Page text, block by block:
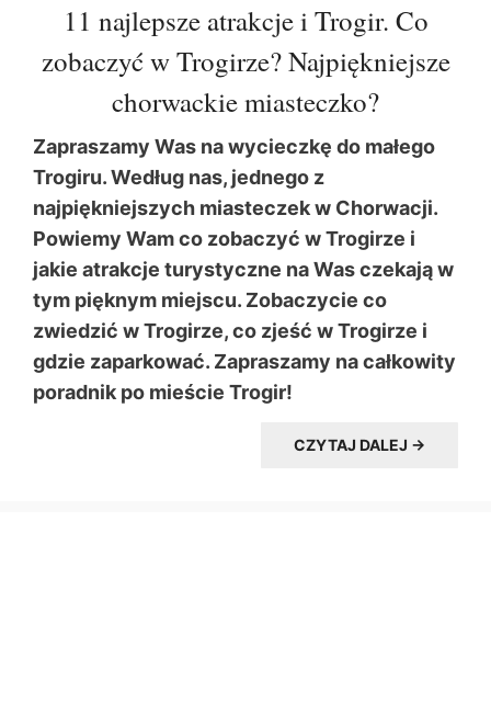
11 najlepsze atrakcje i Trogir. Co
zobaczyć w Trogirze? Najpiękniejsze
chorwackie miasteczko?
Zapraszamy Was na wycieczkę do małego
Trogiru. Według nas, jednego z
najpiękniejszych miasteczek w Chorwacji.
Powiemy Wam co zobaczyć w Trogirze i
jakie atrakcje turystyczne na Was czekają w
tym pięknym miejscu. Zobaczycie co
zwiedzić w Trogirze, co zjeść w Trogirze i
gdzie zaparkować. Zapraszamy na całkowity
poradnik po mieście Trogir!
CZYTAJ DALEJ →